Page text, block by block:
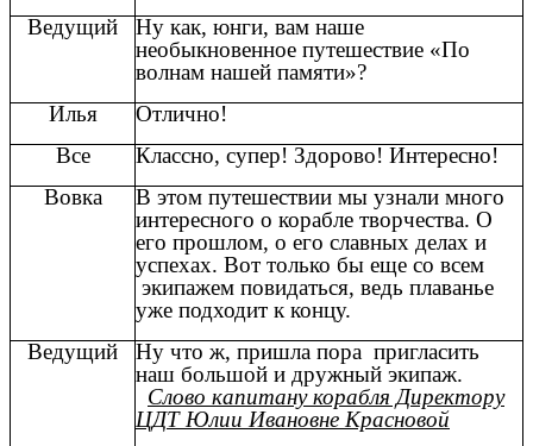
Ведущий
Ну как, юнги, вам наше
необыкновенное путешествие «По
волнам нашей памяти»?
Илья
Отлично!
Все
Классно, супер! Здорово! Интересно!
Вовка
В этом путешествии мы узнали много
интересного о корабле творчества. О
его прошлом, о его славных делах и
успехах. Вот только бы еще со всем
экипажем повидаться, ведь плаванье
уже подходит к концу.
Ведущий
Ну что ж, пришла пора пригласить
наш большой и дружный экипаж.
Слово капитану корабля Директору
ЦДТ Юлии Ивановне Красновой